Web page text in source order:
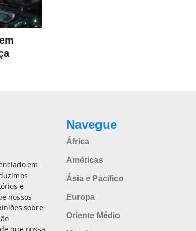
em
e
nossos
sobre
Navegue
África
Américas
Ásia e Pacífico
Europa
Oriente Médio